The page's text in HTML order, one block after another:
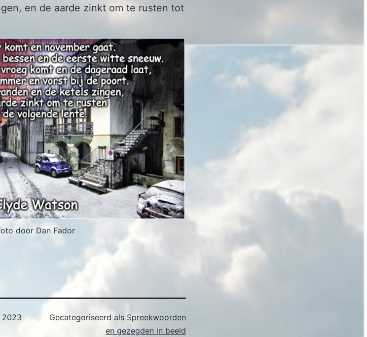
en de aarde zinkt om te rusten tot
door Dan Fador
2023 Gecategoriseerd als Spreekwoorden
en gezegden in beeld